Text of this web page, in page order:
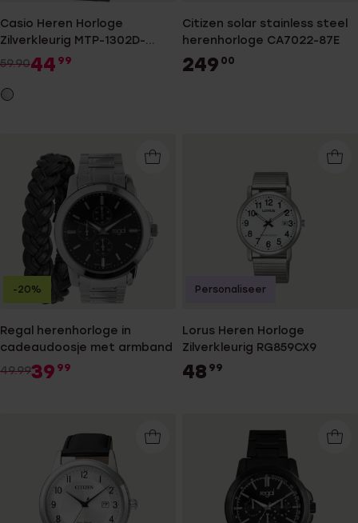
Casio Heren Horloge
Zilverkleurig MTP-1302D-
7BVEF
59.9044 99
Citizen solar stainless steel
herenhorloge CA7022-87E
249 00
Regal herenhorloge in
cadeaudoosje met armband
49.9939 99
-20%
Lorus Heren Horloge
Zilverkleurig RG859CX9
48 99
Personaliseer